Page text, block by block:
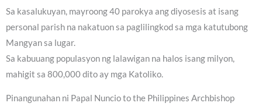
Sa kasalukuyan, mayroong 40 parokya ang diyosesis at isang
personal parish na nakatuon sa paglilingkod sa mga katutubong
Mangyan sa lugar.
Sa kabuuang populasyon ng lalawigan na halos isang milyon,
mahigit sa 800,000 dito ay mga Katoliko.
Pinangunahan ni Papal Nuncio to the Philippines Archbishop